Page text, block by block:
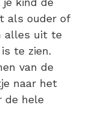
als ouder of
alles uit te
te zien.
van de
naar het
de hele